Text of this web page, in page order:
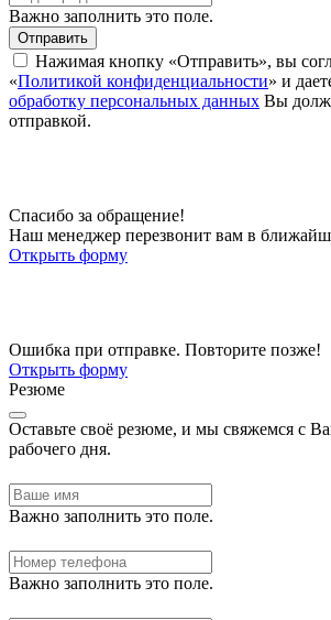
Важно заполнить это поле.
Отправить
Нажимая кнопку «Отправить», вы
«Политикой конфиденциальности» и
обработку персональных данных Вы
отправкой.
Спасибо за обращение!
Наш менеджер перезвонит вам в
Открыть форму
Ошибка при отправке. Повторите позже!
Открыть форму
Резюме
Оставьте своё резюме, и мы свяжемся с
рабочего дня.
Важно заполнить это поле.
Важно заполнить это поле.